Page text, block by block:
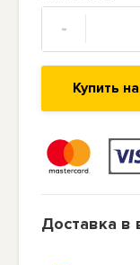
-
Купить
Доставка в